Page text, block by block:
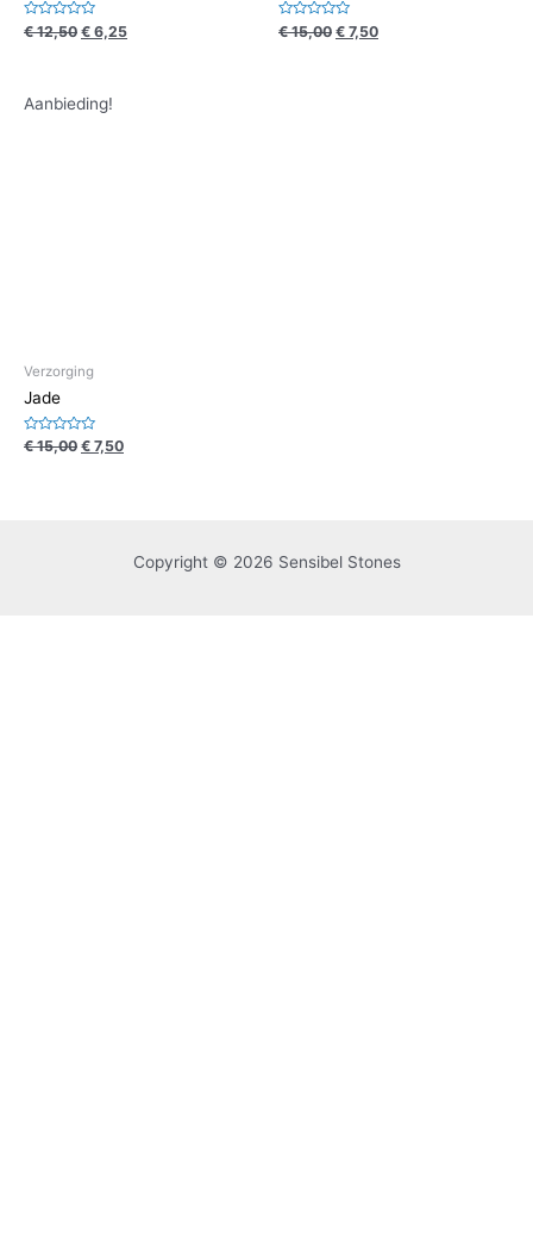
Waardering
0
€12,50 € 6,25
Waardering
0
€15,00 € 7,50
Aanbieding!
Verzorging
Jade
Waardering
€15,00 € 7,50
Copyright © 2026 Sensibel Stones